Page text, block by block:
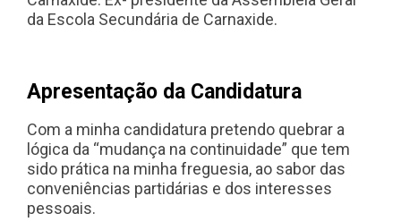
da Escola Secundária de Carnaxide.
Apresentação da Candidatura
Com a minha candidatura pretendo quebrar a
lógica da “mudança na continuidade” que tem
sido prática na minha freguesia, ao sabor das
conveniências partidárias e dos interesses
pessoais.